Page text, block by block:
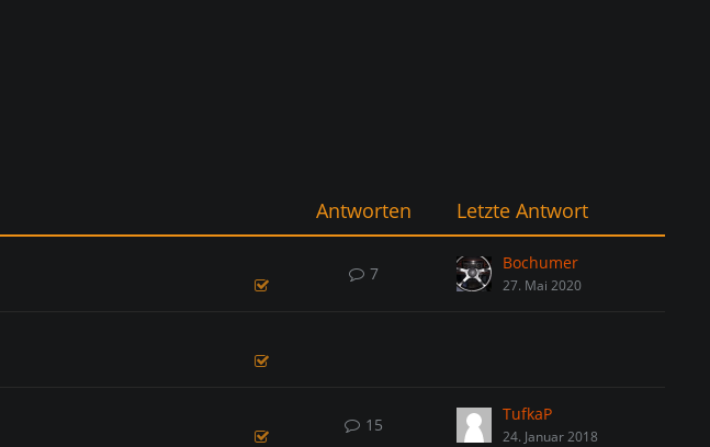
Antworten Letzte Antwort
7
Bochumer
27. Mai 2020
15
TufkaP
24. Januar 2018